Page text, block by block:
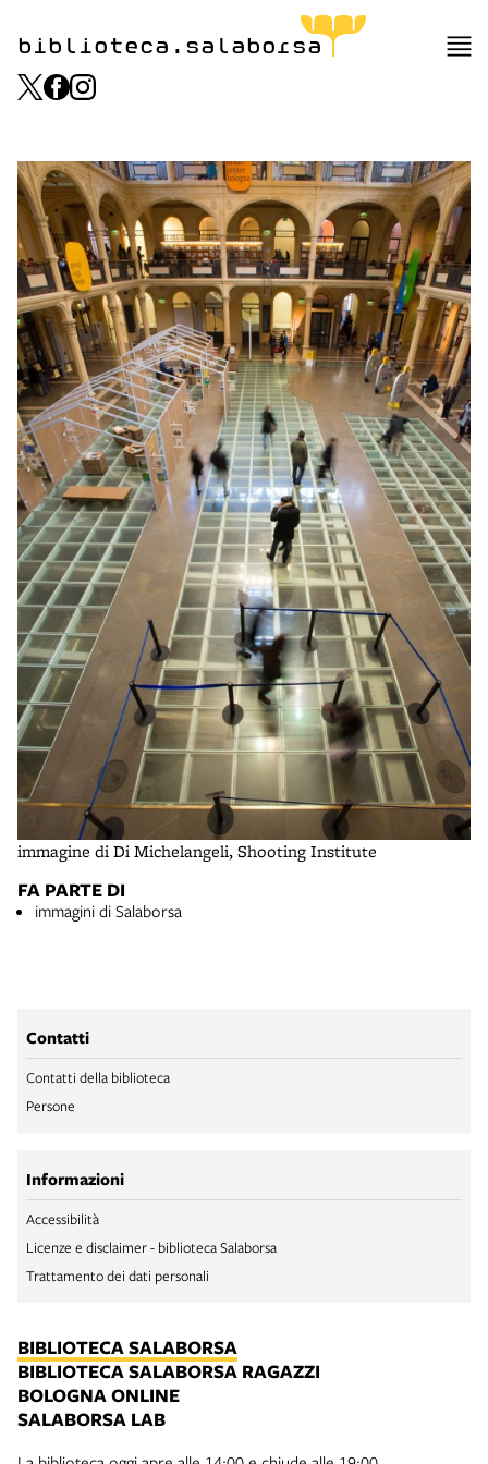
biblioteca.salaborsa
immagine di Di Michelangeli, Shooting Institute
FA PARTE DI
immagini di Salaborsa
Contatti
Contatti della biblioteca
Persone
Informazioni
Accessibilità
Licenze e disclaimer - biblioteca Salaborsa
Trattamento dei dati personali
BIBLIOTECA SALABORSA
BIBLIOTECA SALABORSA RAGAZZI
BOLOGNA ONLINE
SALABORSA LAB